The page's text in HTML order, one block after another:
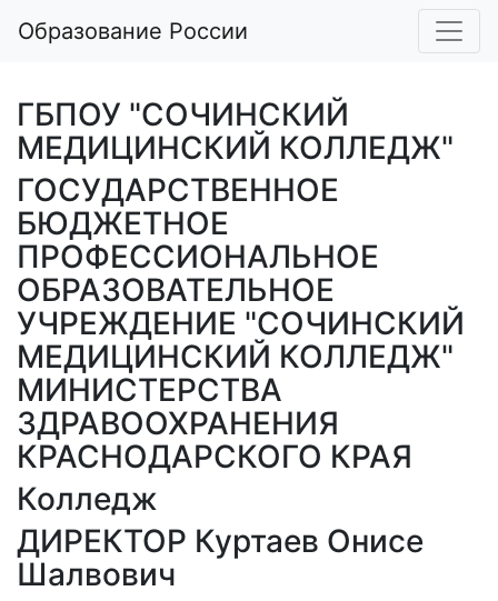
Образование России
ГБПОУ "СОЧИНСКИЙ
МЕДИЦИНСКИЙ КОЛЛЕДЖ"
ГОСУДАРСТВЕННОЕ
БЮДЖЕТНОЕ
ПРОФЕССИОНАЛЬНОЕ
ОБРАЗОВАТЕЛЬНОЕ
УЧРЕЖДЕНИЕ "СОЧИНСКИЙ
МЕДИЦИНСКИЙ КОЛЛЕДЖ"
МИНИСТЕРСТВА
ЗДРАВООХРАНЕНИЯ
КРАСНОДАРСКОГО КРАЯ
Колледж
ДИРЕКТОР Куртаев Онисе
Шалвович